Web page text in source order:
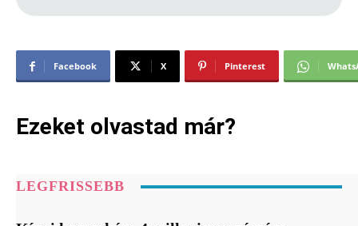
Facebook X Pinterest
Ezeket olvastad már?
LEGFRISSEBB